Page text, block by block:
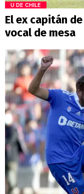
U DE CHILE
El ex capitán
vocal de mesa